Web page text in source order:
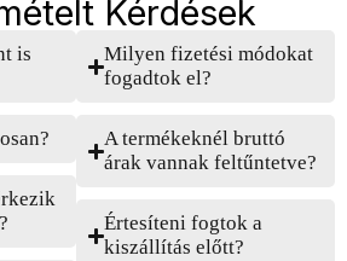
Kérdések
is
Milyen fizetési módokat
fogadtok el?
A termékeknél bruttó
árak vannak feltűntetve?
Értesíteni fogtok a
kiszállítás előtt?